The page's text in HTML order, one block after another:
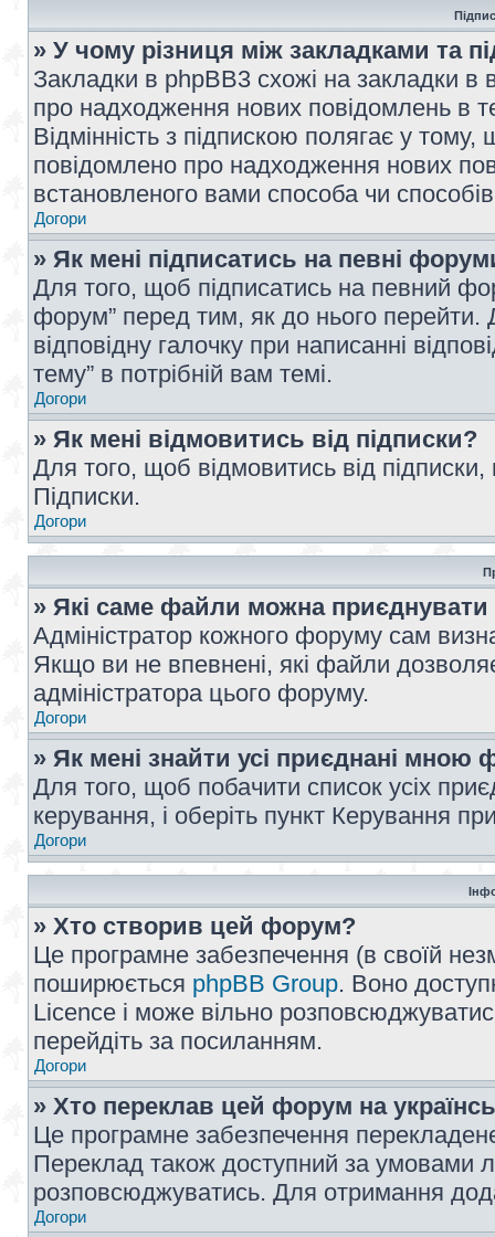
» У чому різниця між закладками та
Закладки в phpBB3 схожі на закладки
про надходження нових повідомлень в
Відмінність з підпискою полягає у
повідомлено про надходження нових
встановленого вами способа чи
Догори
» Як мені підписатись на певні
Для того, щоб підписатись на певний
форум” перед тим, як до нього перейти.
відповідну галочку при написанні
тему” в потрібній вам темі.
Догори
» Як мені відмовитись від підписки?
Для того, щоб відмовитись від
Підписки.
Догори
» Які саме файли можна
Адміністратор кожного форуму сам
Якщо ви не впевнені, які файли
адміністратора цього форуму.
Догори
» Як мені знайти усі приєднані мною
Для того, щоб побачити список усіх
керування, і оберіть пункт Керування
Догори
» Хто створив цей форум?
Це програмне забезпечення (в своїй
поширюється phpBB Group. Воно
Licence і може вільно
перейдіть за посиланням.
Догори
» Хто переклав цей форум на
Це програмне забезпечення
Переклад також доступний за умовами
розповсюджуватись. Для отримання
Догори